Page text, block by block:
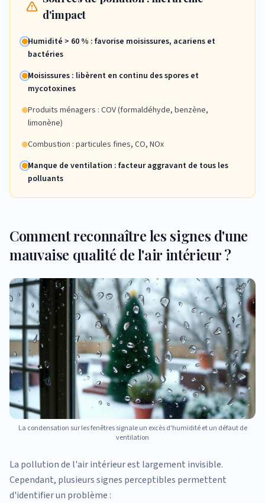
d'impact
Humidité > 60 % : favorise moisissures, acariens et
bactéries
Moisissures : libèrent en continu des spores et
mycotoxines
Produits ménagers : COV (formaldéhyde, benzène,
limonène)
Combustion : particules fines, CO, NOx
Manque de ventilation : facteur aggravant de tous les
polluants
Comment reconnaître les signes d'une
mauvaise qualité de l'air intérieur ?
La condensation sur les fenêtres signale un excès d'humidité et un défaut de
ventilation
La pollution de l'air intérieur est largement invisible.
Cependant, plusieurs signes perceptibles permettent
d'identifier un problème :